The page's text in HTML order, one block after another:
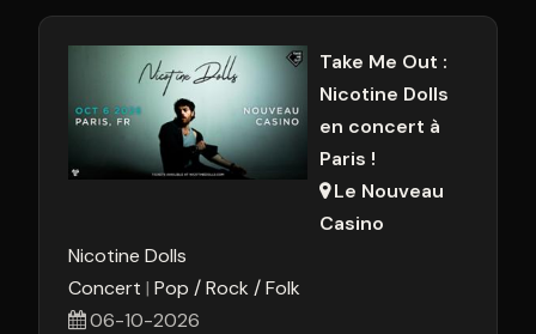
Take Me Out :
Nicotine Dolls
en concert à
Paris !
Le Nouveau
Casino
Nicotine Dolls
Concert Pop / Rock / Folk
06-10-2026